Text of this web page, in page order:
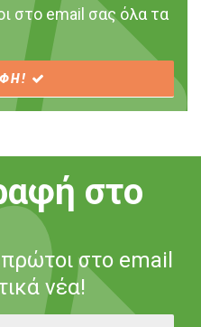
στο email σας όλα τα
στο
στο email
νέα!